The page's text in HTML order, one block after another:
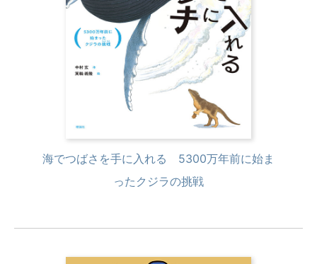
海でつばさを手に入れる 5300万年前に始ま
ったクジラの挑戦